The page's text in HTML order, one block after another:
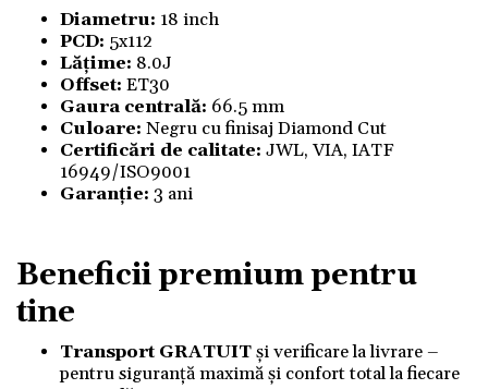
Diametru: 18 inch
PCD: 5x112
Lățime: 8.0J
Offset: ET30
Gaura centrală: 66.5 mm
Culoare: Negru cu finisaj Diamond Cut
Certificări de calitate: JWL, VIA, IATF
16949/ISO9001
Garanție: 3 ani
Beneficii premium pentru
tine
Transport GRATUITși verificare la livrare –
pentru siguranță maximă și confort total la fiecare